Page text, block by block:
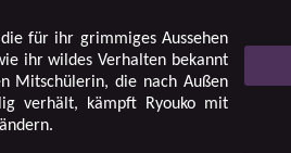
für ihr grimmiges Aussehen
ihr wildes Verhalten bekannt
Mitschülerin, die nach Außen
verhält, kämpft Ryouko mit